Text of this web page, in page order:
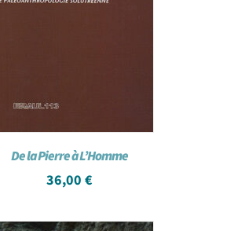
De la Pierre à L’Homme
36,00 €